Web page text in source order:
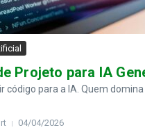
Projeto para IA
código para a IA. Quem
04/04/2026